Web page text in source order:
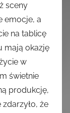
sceny
emocje, a
na tablicę
mają okazję
w
świetnie
produkcję,
zdarzyło, że